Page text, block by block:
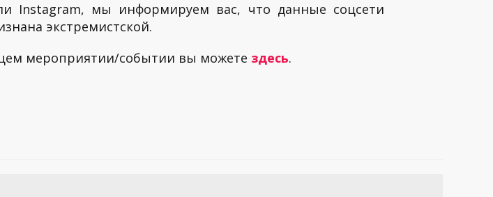
Instagram, мы информируем вас, что данные соцсети
экстремистской.
мероприятии/событии вы можете здесь.